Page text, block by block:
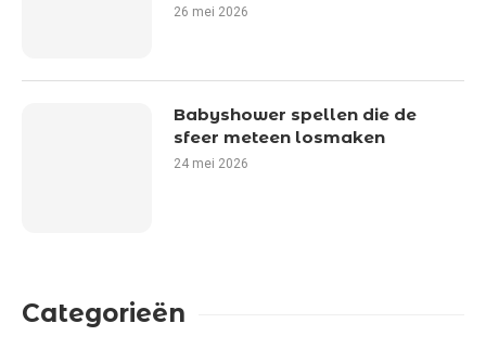
26 mei 2026
Babyshower spellen die de
sfeer meteen losmaken
24 mei 2026
Categorieën